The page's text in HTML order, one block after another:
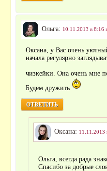
Ольга: 10.11.2013 в 8:16
Оксана, у Вас очень
начала регулярно
чизкейки. Она очень мне
Будем дружить
ОТВЕТИТЬ
Оксана: 11.11.2013
Ольга, всегда рада
Спасибо за добрые